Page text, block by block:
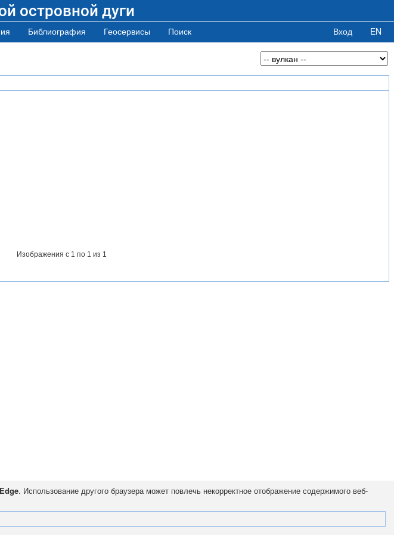
островной дуги
Библиография Геосервисы Поиск Вход EN
Изображения с 1 по 1 из 1
. Использование другого браузера может повлечь некорректное отображение содержимого веб-